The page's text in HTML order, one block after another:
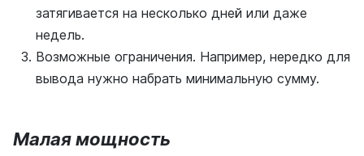
затягивается на несколько дней или даже
недель.
Возможные ограничения. Например, нередко для
вывода нужно набрать минимальную сумму.
Малая мощность